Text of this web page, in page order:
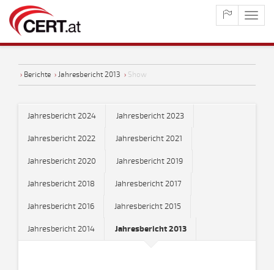
› Berichte › Jahresbericht 2013 › Show
Jahresbericht 2024 Jahresbericht 2023
Jahresbericht 2022 Jahresbericht 2021
Jahresbericht 2020 Jahresbericht 2019
Jahresbericht 2018 Jahresbericht 2017
Jahresbericht 2016 Jahresbericht 2015
Jahresbericht 2014 Jahresbericht 2013